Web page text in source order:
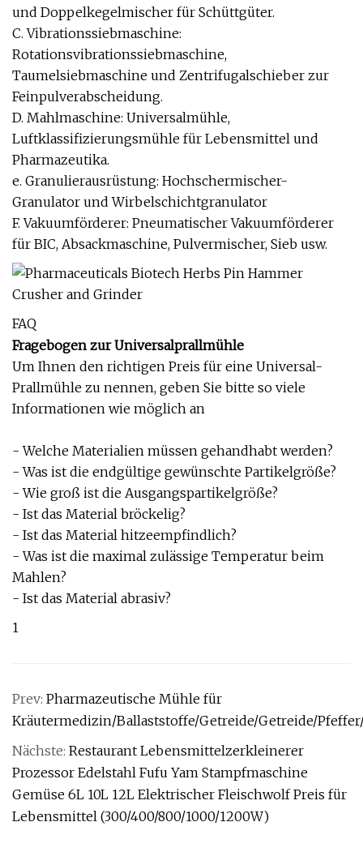
und Doppelkegelmischer für Schüttgüter.
C. Vibrationssiebmaschine:
Rotationsvibrationssiebmaschine,
Taumelsiebmaschine und Zentrifugalschieber zur
Feinpulverabscheidung.
D. Mahlmaschine: Universalmühle,
Luftklassifizierungsmühle für Lebensmittel und
Pharmazeutika.
e. Granulierausrüstung: Hochschermischer-
Granulator und Wirbelschichtgranulator
F. Vakuumförderer: Pneumatischer Vakuumförderer
für BIC, Absackmaschine, Pulvermischer, Sieb usw.
FAQ
Fragebogen zur Universalprallmühle
Um Ihnen den richtigen Preis für eine Universal-
Prallmühle zu nennen, geben Sie bitte so viele
Informationen wie möglich an
- Welche Materialien müssen gehandhabt werden?
- Was ist die endgültige gewünschte Partikelgröße?
- Wie groß ist die Ausgangspartikelgröße?
- Ist das Material bröckelig?
- Ist das Material hitzeempfindlich?
- Was ist die maximal zulässige Temperatur beim
Mahlen?
- Ist das Material abrasiv?
1
Prev: Pharmazeutische Mühle für
Kräutermedizin/Ballaststoffe/Getreide/Getreide/
Nächste: Restaurant Lebensmittelzerkleinerer
Prozessor Edelstahl Fufu Yam Stampfmaschine
Gemüse 6L 10L 12L Elektrischer Fleischwolf Preis für
Lebensmittel (300/400/800/1000/1200W)